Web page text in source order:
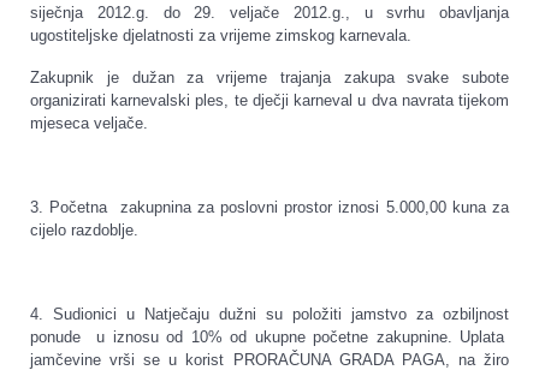
siječnja 2012.g. do 29. veljače 2012.g., u svrhu obavljanja
ugostiteljske djelatnosti za vrijeme zimskog karnevala.
Zakupnik je dužan za vrijeme trajanja zakupa svake subote
organizirati karnevalski ples, te dječji karneval u dva navrata tijekom
mjeseca veljače.
3. Početna zakupnina za poslovni prostor iznosi 5.000,00 kuna za
cijelo razdoblje.
4. Sudionici u Natječaju dužni su položiti jamstvo za ozbiljnost
ponude u iznosu od 10% od ukupne početne zakupnine. Uplata
jamčevine vrši se u korist PRORAČUNA GRADA PAGA, na žiro